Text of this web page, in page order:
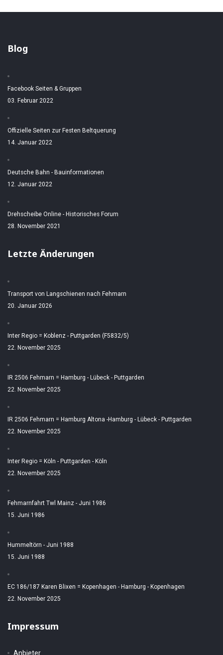
Blog
Facebook Seiten & Gruppen
03. Februar 2022
Offizielle Seiten zur Festen Beltquerung
14. Januar 2022
Deutsche Bahn - Bauinformationen
12. Januar 2022
Drehscheibe Online - Historisches Forum
28. November 2021
Letzte Änderungen
Transport von Langschienen nach Fehmarn
20. Januar 2026
Inter Regio = Koblenz - Puttgarden (F5832/5)
22. November 2025
IR 2506 Fehmarn = Hamburg - Lübeck - Puttgarden
22. November 2025
IR 2506 Fehmarn = Hamburg Altona -Hamburg - Lübeck - Puttgarden
22. November 2025
Inter Regio = Köln - Puttgarden - Köln
22. November 2025
Fehmarnfahrt Twl Mainz - Juni 1986
15. Juni 1986
Hummeltörn - Juni 1988
15. Juni 1988
EC 186/187 Karen Blixen = Kopenhagen - Hamburg - Kopenhagen
22. November 2025
Impressum
Anbieter